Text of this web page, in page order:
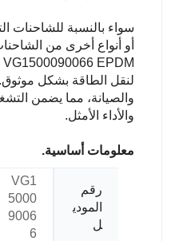
سواء بالنسبة للشاحنات
لنقل الطاقة بشكل
والصيانة، مما يضمن
والأداء الأمثل.
معلومات أساسية.
رقم
المودي
ل
VG1
5000
9006
6